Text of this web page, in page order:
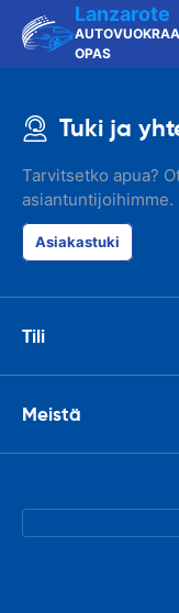
Lanzarote
OPAS
Tuki ja
Tarvitsetko apua?
asiantuntijoihimme.
Asiakastuki
Tili
Meistä